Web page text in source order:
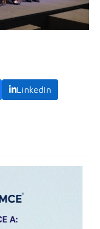
LinkedIn